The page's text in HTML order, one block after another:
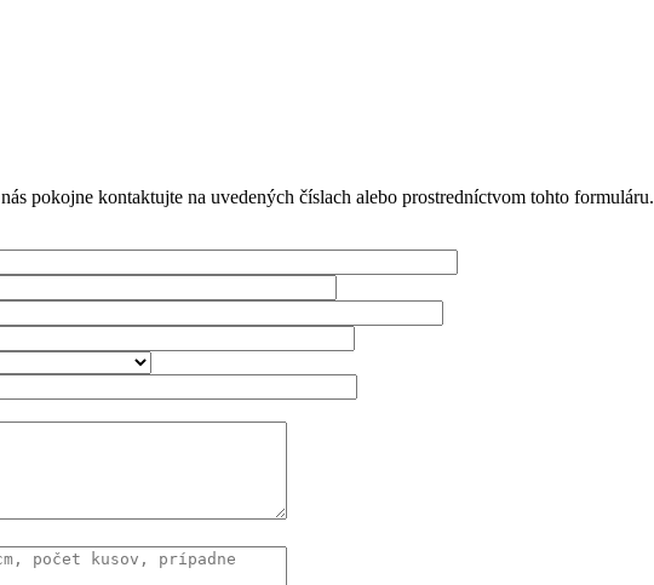
pokojne kontaktujte na uvedených číslach alebo prostredníctvom tohto formuláru.